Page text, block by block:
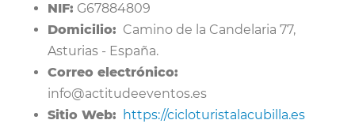
NIF: G67884809
Domicilio: Camino de la Candelaria 77,
Asturias - España.
Correo electrónico:
info@actitudeeventos.es
Sitio Web: https://cicloturistalacubilla.es